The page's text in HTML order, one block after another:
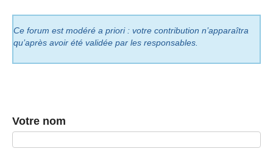
Ce forum est modéré a priori : votre contribution n’apparaîtra
qu’après avoir été validée par les responsables.
Votre nom